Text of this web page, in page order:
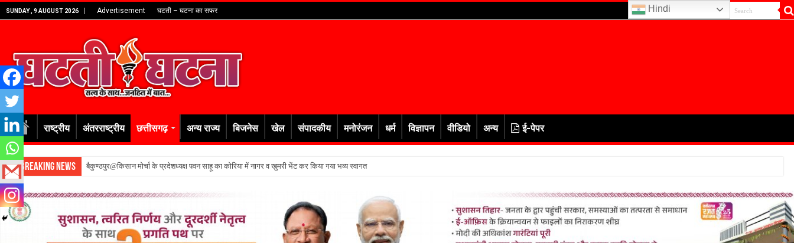
SUNDAY , 9 AUGUST 2026 Advertisement घटती – घटना का सफर
राष्ट्रीय अंतरराष्ट्रीय छत्तीसगढ़ अन्य राज्य बिजनेस खेल संपादकीय मनोरंजन धर्म विज्ञापन वीडियो अन्य ई-पेपर
Breaking News बैकुण्ठपुर@किसान मोर्चा के प्रदेशध्यक्ष पवन साहू का कोरिया में नागर व खुमरी भेंट कर किया गया भव्य स्वागत
Hindi